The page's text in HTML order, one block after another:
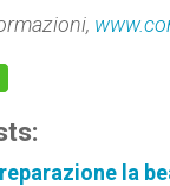
la